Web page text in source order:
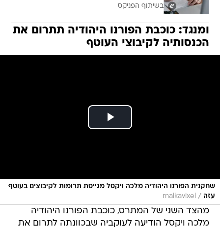
בשיתוף הפניקס
ומנגד: כוכבת הפורנו היהודיה תתרום את
הכנסותיה לקיבוצי העוטף
שחקנית הפורנו היהודיה מלכה ויקסל מגייסת תרומות לקיבוצים בעוטף
עזה /
malkavixel
מהצד השני של המתרס, כוכבת הפורנו היהודיה
מלכה ויקסל הודיעה לעוקביה שבכוונתה לתרום את